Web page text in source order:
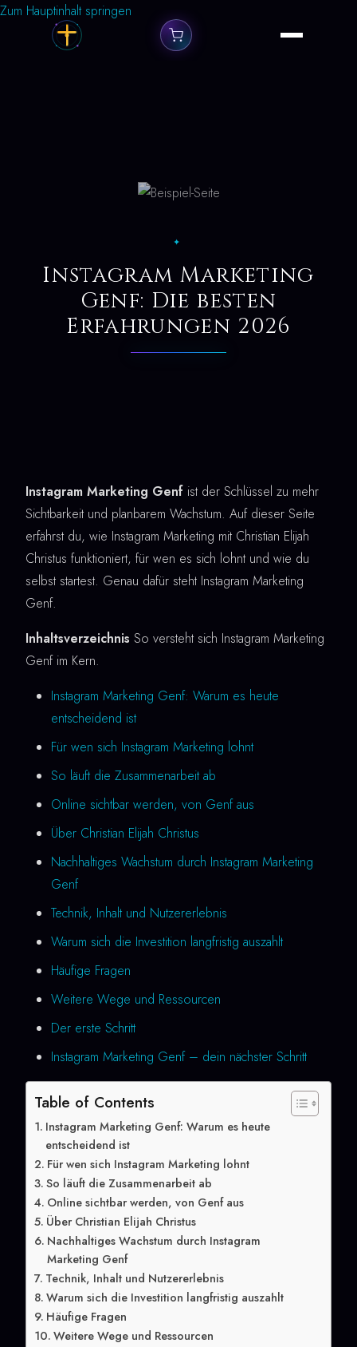
Zum Hauptinhalt springen
✦
Instagram Marketing
Genf: Die besten
Erfahrungen 2026
Instagram Marketing Genf ist der Schlüssel zu mehr
Sichtbarkeit und planbarem Wachstum. Auf dieser Seite
erfährst du, wie Instagram Marketing mit Christian Elijah
Christus funktioniert, für wen es sich lohnt und wie du
selbst startest. Genau dafür steht Instagram Marketing
Genf.
Inhaltsverzeichnis So versteht sich Instagram Marketing
Genf im Kern.
Instagram Marketing Genf: Warum es heute
entscheidend ist
Für wen sich Instagram Marketing lohnt
So läuft die Zusammenarbeit ab
Online sichtbar werden, von Genf aus
Über Christian Elijah Christus
Nachhaltiges Wachstum durch Instagram Marketing
Genf
Technik, Inhalt und Nutzererlebnis
Warum sich die Investition langfristig auszahlt
Häufige Fragen
Weitere Wege und Ressourcen
Der erste Schritt
Instagram Marketing Genf – dein nächster Schritt
Table of Contents
Instagram Marketing Genf: Warum es heute
entscheidend ist
Für wen sich Instagram Marketing lohnt
So läuft die Zusammenarbeit ab
Online sichtbar werden, von Genf aus
Über Christian Elijah Christus
Nachhaltiges Wachstum durch Instagram
Marketing Genf
Technik, Inhalt und Nutzererlebnis
Warum sich die Investition langfristig auszahlt
Häufige Fragen
Weitere Wege und Ressourcen